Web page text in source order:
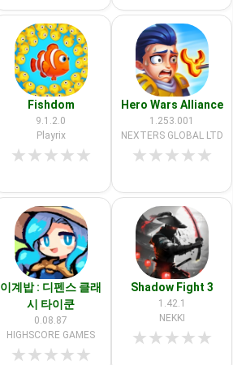
Fishdom
9.1.2.0
Playrix
★★★★★
Hero Wars Alliance
1.253.001
NEXTERS GLOBAL LTD
★★★★★
이계밥 : 디펜스 클래
시 타이쿤
0.08.87
HIGHSCORE GAMES
★★★★★
Shadow Fight 3
1.42.1
NEKKI
★★★★★